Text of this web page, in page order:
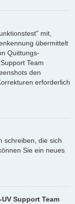
mit,
übermittelt
Quittungs-
Team
den
erforderlich
schreiben, die sich
Sie ein neues
Support Team